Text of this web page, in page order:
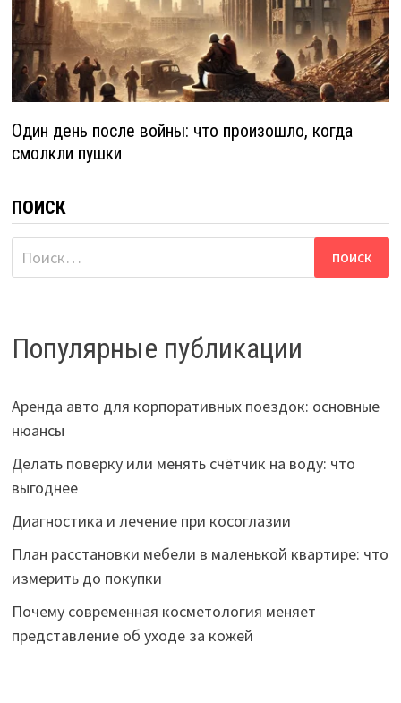
Один день после войны: что произошло, когда
смолкли пушки
ПОИСК
Найти:
Популярные публикации
Аренда авто для корпоративных поездок: основные
нюансы
Делать поверку или менять счётчик на воду: что
выгоднее
Диагностика и лечение при косоглазии
План расстановки мебели в маленькой квартире: что
измерить до покупки
Почему современная косметология меняет
представление об уходе за кожей